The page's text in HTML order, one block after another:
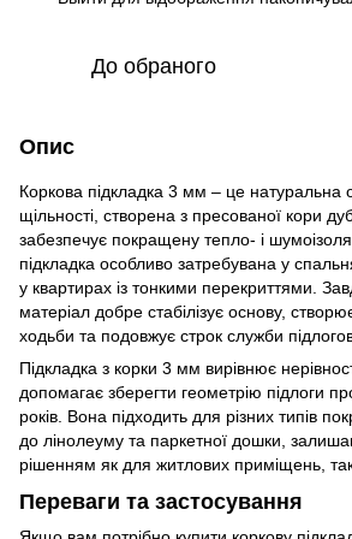
До обраного
Опис
Коркова підкладка 3 мм – це натуральна
щільності, створена з пресованої кори
забезпечує покращену тепло- і
підкладка особливо затребувана у
у квартирах із тонкими перекриттями.
матеріал добре стабілізує основу,
ходьби та подовжує строк служби
Підкладка з корки 3 мм вирівнює
допомагає зберегти геометрію підлоги
років. Вона підходить для різних типів
до лінолеуму та паркетної дошки,
рішенням як для житлових приміщень, так
Переваги та застосування